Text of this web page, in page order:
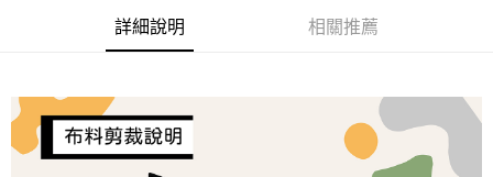
2.付款方式選擇「大哥付你分期」，訂單成立後會自動跳轉到大哥付的交易
流程，驗證手機門號後，選擇欲分期的期數、繳款截止日，確認付款後即完
4.訂單成立30分鐘內，如未前往確認交易或遇審核未通過，訂單將自動取
消。如遇「轉專審核」未通過狀況，表示未達大哥付你分期系統評分，恕無
法說明評估內容。
【關於「AFTEE先享後付」】
便利好安心！
１．簡單：不需註冊會員、不需綁卡、不需儲值。
２．便利：只要手機號碼，簡訊認證，即可結帳。
３．安心：先確認商品／服務後，再付款。
運送方式
全家取貨付款
詳細說明 相關推薦